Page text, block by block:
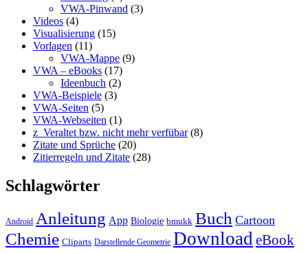
VWA-Pinwand (3)
Videos (4)
Visualisierung (15)
Vorlagen (11)
VWA-Mappe (9)
VWA – eBooks (17)
Ideenbuch (2)
VWA-Beispiele (3)
VWA-Seiten (5)
VWA-Webseiten (1)
z_Veraltet bzw. nicht mehr verfübar(8)
Zitate und Sprüche (20)
Zitierregeln und Zitate (28)
Schlagwörter
Android Anleitung App Biologie bmukk Buch Cartoon
Chemie Cliparts Darstellende Geometrie DownloadeBook